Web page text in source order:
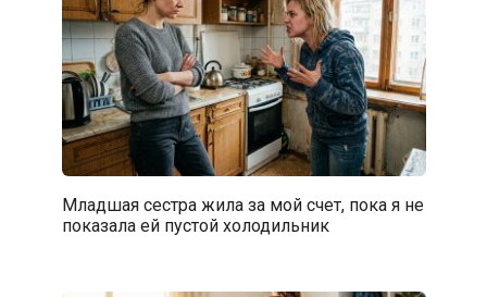
Младшая сестра жила за мой счет, пока я не
показала ей пустой холодильник